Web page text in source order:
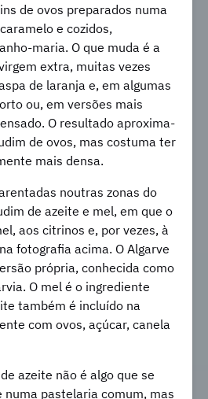
de ovos preparados numa
e cozidos,
maria. O que muda é a
extra, muitas vezes
de laranja e, em algumas
ou, em versões mais
O resultado aproxima-
de ovos, mas costuma ter
mais densa.
noutras zonas do
de azeite e mel, em que o
aos citrinos e, por vezes, à
fotografia acima. O Algarve
própria, conhecida como
O mel é o ingrediente
também é incluído na
com ovos, açúcar, canela
azeite não é algo que se
pastelaria comum, mas